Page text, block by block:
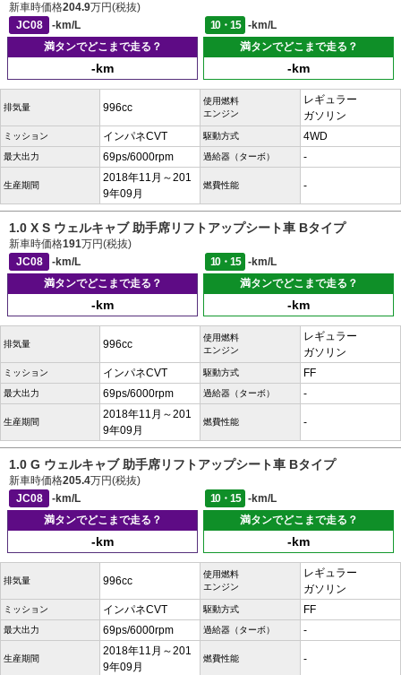
新車時価格204.9万円(税抜)
JC08
-km/L 10・15
-km/L
満タンでどこまで走る？
-km
満タンでどこまで走る？
-km
排気量 996cc
使用燃料
エンジン
レギュラー
ガソリン
ミッション インパネCVT 駆動方式 4WD
最大出力 69ps/6000rpm 過給器（ターボ） -
生産期間
2018年11月～201
9年09月
燃費性能 -
1.0 X S ウェルキャブ 助手席リフトアップシート車 Bタイプ
新車時価格191万円(税抜)
JC08
-km/L 10・15
-km/L
満タンでどこまで走る？
-km
満タンでどこまで走る？
-km
排気量 996cc
使用燃料
エンジン
レギュラー
ガソリン
ミッション インパネCVT 駆動方式 FF
最大出力 69ps/6000rpm 過給器（ターボ） -
生産期間
2018年11月～201
9年09月
燃費性能 -
1.0 G ウェルキャブ 助手席リフトアップシート車 Bタイプ
新車時価格205.4万円(税抜)
JC08
-km/L 10・15
-km/L
満タンでどこまで走る？
-km
満タンでどこまで走る？
-km
排気量 996cc
使用燃料
エンジン
レギュラー
ガソリン
ミッション インパネCVT 駆動方式 FF
最大出力 69ps/6000rpm 過給器（ターボ） -
生産期間
2018年11月～201
9年09月
燃費性能 -